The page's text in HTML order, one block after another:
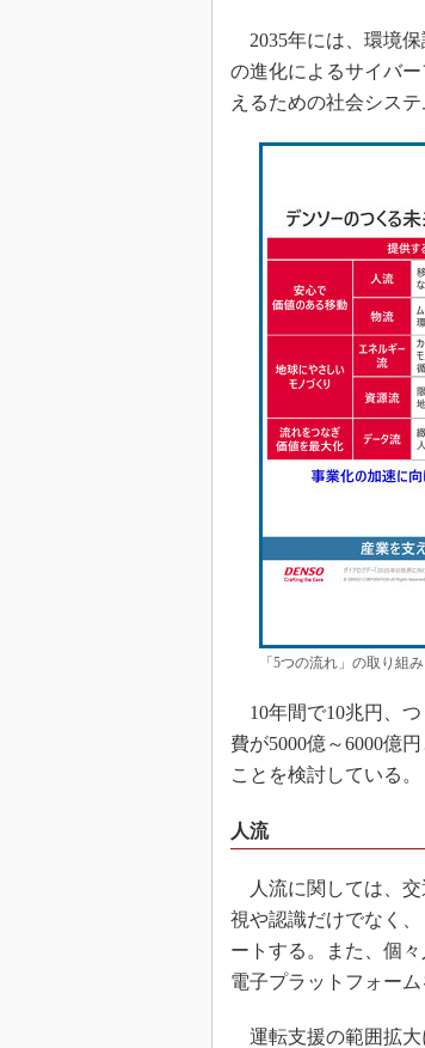
2035年には、環境
の進化によるサイバ
えるための社会シス
「5つの流れ」の取り組
10年間で10兆円、つ
費が5000億～6000億
ことを検討している。
人流
人流に関しては、交
視や認識だけでなく
ートする。また、個
電子プラットフォー
運転支援の範囲拡大